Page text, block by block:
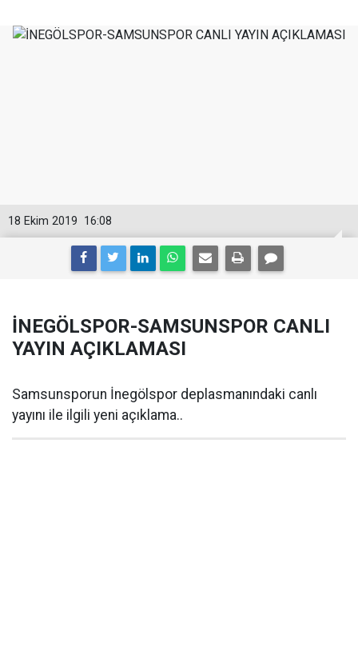
16:08
18 Ekim 2019
İNEGÖLSPOR-SAMSUNSPOR CANLI
YAYIN AÇIKLAMASI
Samsunsporun İnegölspor deplasmanındaki canlı
yayını ile ilgili yeni açıklama..